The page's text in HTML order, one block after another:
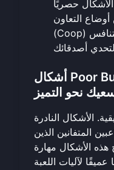
حصريًا
التعاون
(Coop) للاعبين أو وضع التنافس (Versus).
لتحدي أصدقائك
أشكال Poor Bunny النادرة
نحو التميز
الأشكال النادرة
المتفانين الذين
الأشكال مهارة